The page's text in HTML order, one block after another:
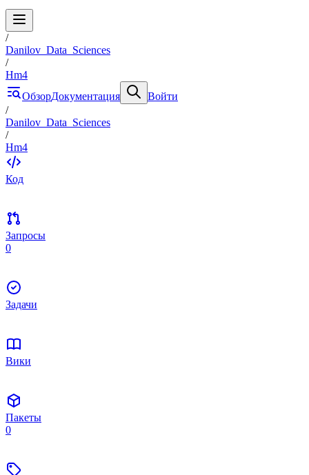
/
Danilov_Data_Sciences
/
Hm4
ОбзорДокументация
Войти
/
Danilov_Data_Sciences
/
Hm4
Код
Запросы
0
Задачи
Вики
Пакеты
0